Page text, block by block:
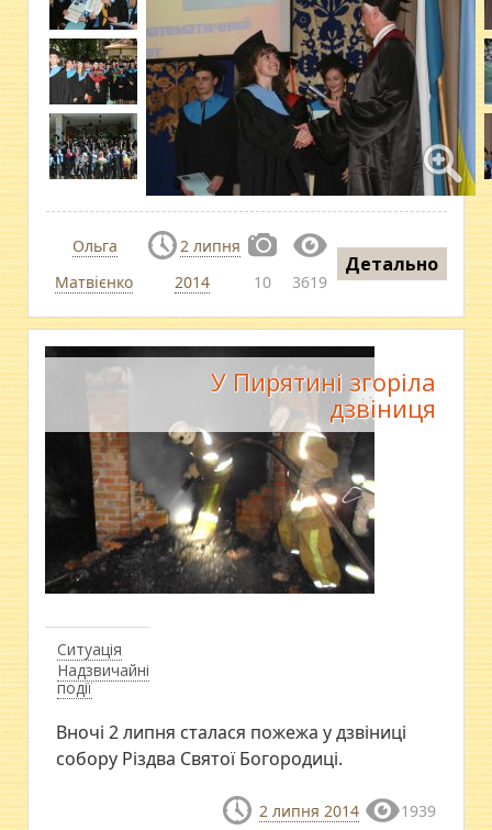
Ольга
Матвієнко
2 липня
2014
10 3619
Детально
Ситуація
Надзвичайні
події
У Пирятині згоріла
дзвіниця
​Вночі 2 липня сталася пожежа у дзвіниці
собору Різдва Святої Богородиці.
2 липня 2014 1939